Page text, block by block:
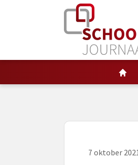
7 oktober